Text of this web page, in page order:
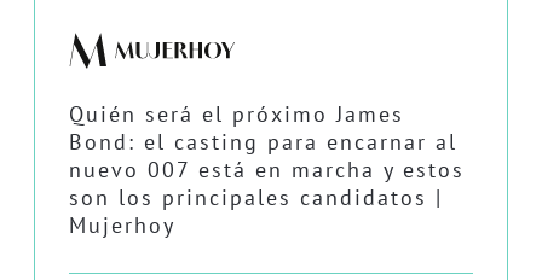
Quién será el próximo James
Bond: el casting para encarnar al
nuevo 007 está en marcha y estos
son los principales candidatos |
Mujerhoy